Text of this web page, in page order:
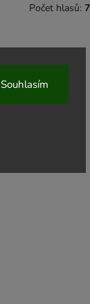
Souhlasím
Počet hlasů: